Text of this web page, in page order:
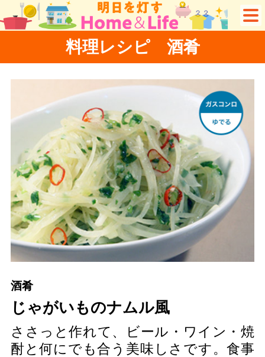
料理レシピ 酒肴
酒肴
じゃがいものナムル風
ささっと作れて、ビール・ワイン・焼
酎と何にでも合う美味しさです。食事